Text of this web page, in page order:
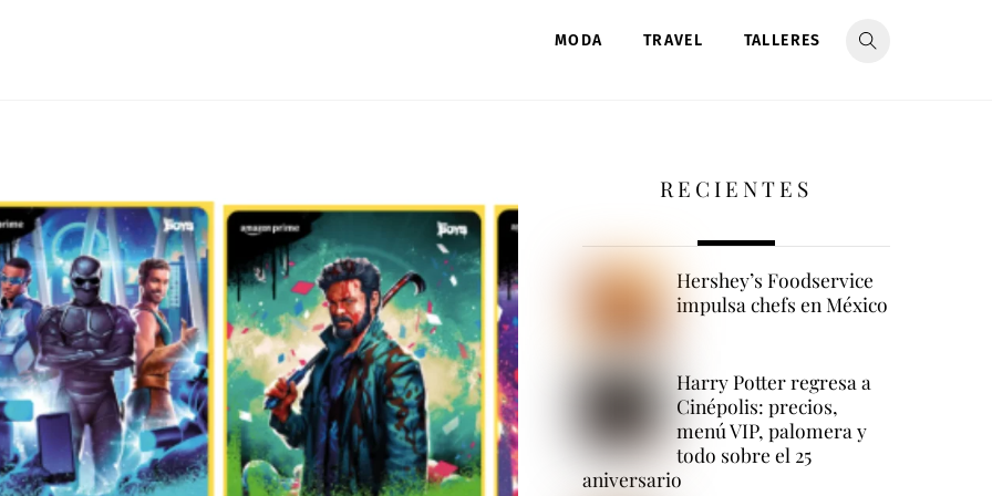
MODA TRAVEL TALLERES
RECIENTES
Hershey’s Foodservice
impulsa chefs en México
Harry Potter regresa a
Cinépolis: precios,
menú VIP, palomera y
todo sobre el 25
aniversario